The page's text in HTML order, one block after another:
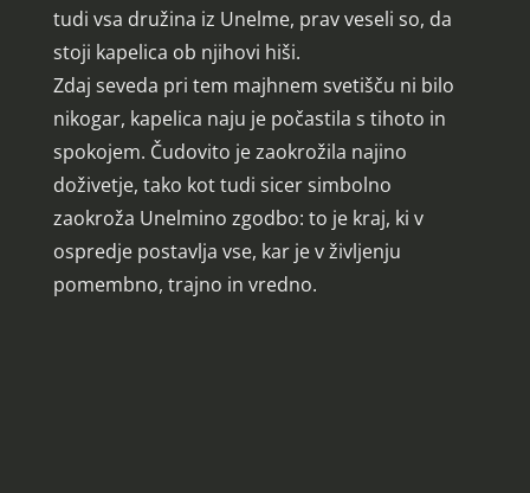
tudi vsa družina iz Unelme, prav veseli so, da
stoji kapelica ob njihovi hiši.
Zdaj seveda pri tem majhnem svetišču ni bilo
nikogar, kapelica naju je počastila s tihoto in
spokojem. Čudovito je zaokrožila najino
doživetje, tako kot tudi sicer simbolno
zaokroža Unelmino zgodbo: to je kraj, ki v
ospredje postavlja vse, kar je v življenju
pomembno, trajno in vredno.